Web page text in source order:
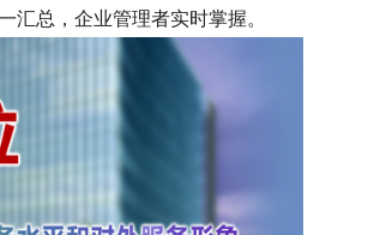
总，企业管理者实时掌握。